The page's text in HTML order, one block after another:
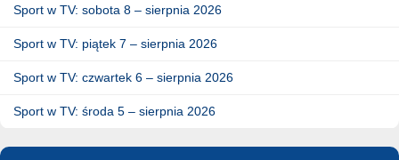
Sport w TV: sobota 8 – sierpnia 2026
Sport w TV: piątek 7 – sierpnia 2026
Sport w TV: czwartek 6 – sierpnia 2026
Sport w TV: środa 5 – sierpnia 2026